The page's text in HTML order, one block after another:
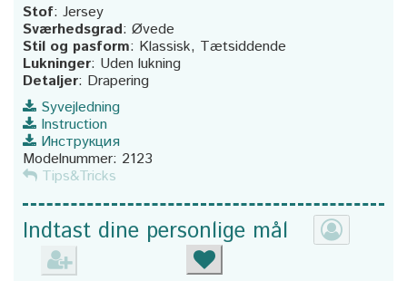
Stof: Jersey
Sværhedsgrad: Øvede
Stil og pasform: Klassisk, Tætsiddende
Lukninger: Uden lukning
Detaljer: Drapering
Syvejledning
Instruction
Инструкция
Modelnummer: 2123
Tips&Tricks
Indtast dine personlige mål